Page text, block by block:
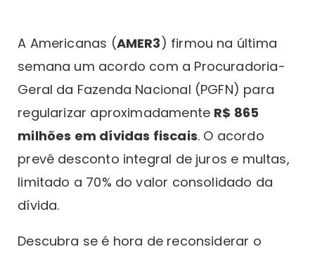
A Americanas (AMER3) firmou na última
semana um acordo com a Procuradoria-
Geral da Fazenda Nacional (PGFN) para
regularizar aproximadamente R$ 865
milhões em dívidas fiscais. O acordo
prevê desconto integral de juros e multas,
limitado a 70% do valor consolidado da
dívida.
Descubra se é hora de reconsiderar o